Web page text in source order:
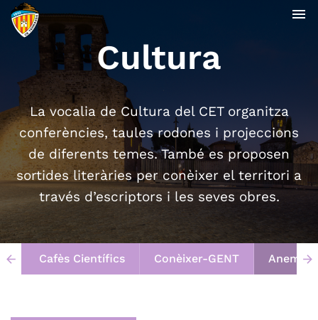
menu
Cultura
La vocalia de Cultura del CET organitza
conferències, taules rodones i projeccions
de diferents temes. També es proposen
sortides literàries per conèixer el territori a
través d’escriptors i les seves obres.
Cafès Científics Conèixer-GENT Anem
arrow_back arrow_forward